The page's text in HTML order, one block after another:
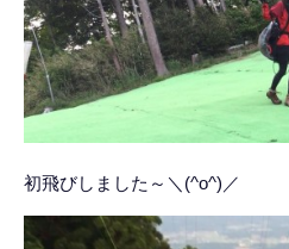
初飛びしました～＼(^o^)／